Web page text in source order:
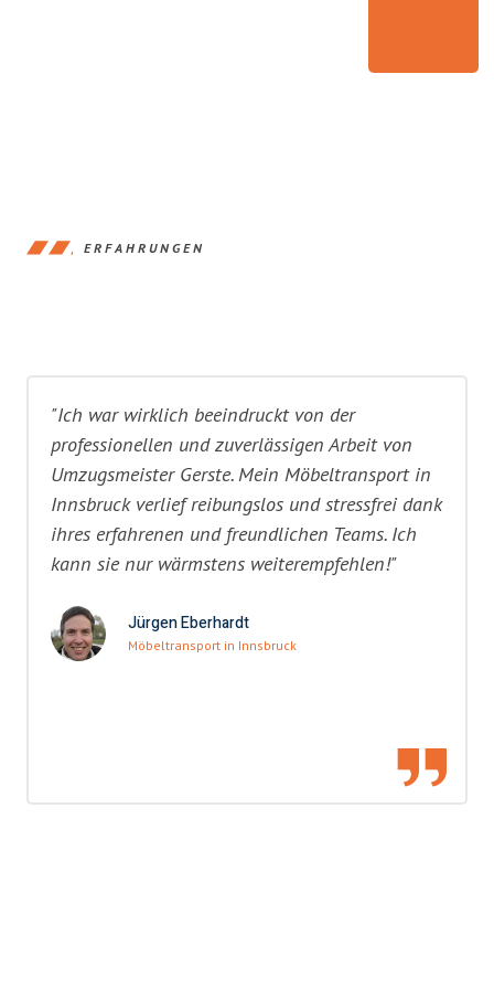
ERFAHRUNGEN
"Ich war wirklich beeindruckt von der
professionellen und zuverlässigen Arbeit von
Umzugsmeister Gerste. Mein Möbeltransport in
Innsbruck verlief reibungslos und stressfrei dank
ihres erfahrenen und freundlichen Teams. Ich
kann sie nur wärmstens weiterempfehlen!"
Jürgen Eberhardt
Möbeltransport in Innsbruck